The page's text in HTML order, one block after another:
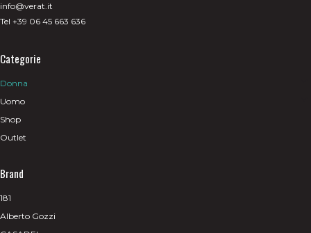
info@verat.it
Tel +39 06 45 663 636
Categorie
Donna
Uomo
Shop
Outlet
Brand
181
Alberto Gozzi